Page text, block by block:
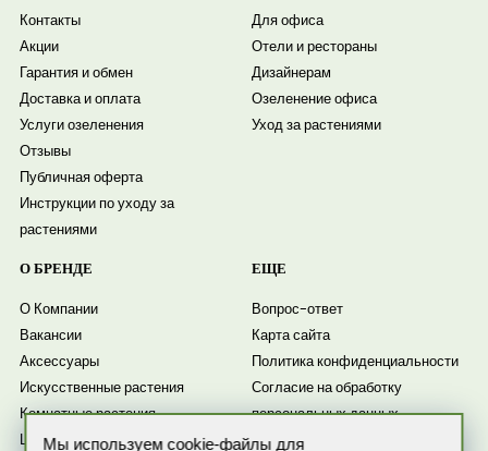
Контакты
Акции
Гарантия и обмен
Доставка и оплата
Услуги озеленения
Отзывы
Публичная оферта
Инструкции по уходу за
растениями
Для офиса
Отели и рестораны
Дизайнерам
Озеленение офиса
Уход за растениями
О БРЕНДЕ
О Компании
Вакансии
Аксессуары
Искусственные растения
Комнатные растения
Цветочные композиции
ЕЩЕ
Вопрос-ответ
Карта сайта
Политика конфиденциальности
Согласие на обработку
персональных данных
Согласие на получение
Мы используем cookie-файлы для